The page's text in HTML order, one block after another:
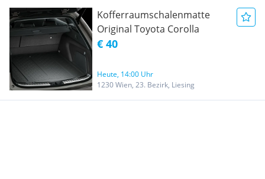
Kofferraumschalenmatte
Original Toyota Corolla
€ 40
Heute, 14:00 Uhr
1230 Wien, 23. Bezirk, Liesing